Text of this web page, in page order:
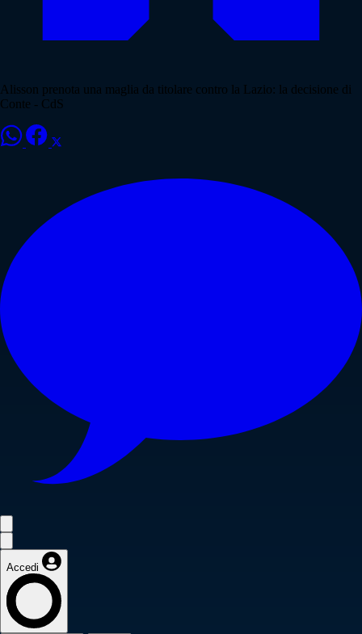
Alisson prenota una maglia da titolare contro la Lazio: la decisione di
Conte - CdS
Accedi